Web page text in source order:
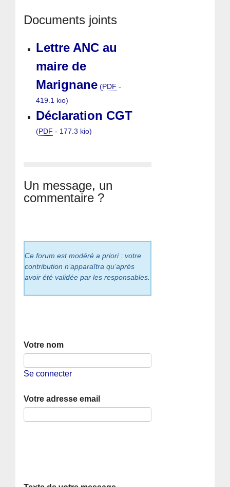
Documents joints
Lettre ANC au
maire de
Marignane (PDF -
419.1 kio)
Déclaration CGT
(PDF - 177.3 kio)
Un message, un
commentaire ?
Ce forum est modéré a priori : votre
contribution n’apparaîtra qu’après
avoir été validée par les responsables.
Votre nom
Se connecter
Votre adresse email